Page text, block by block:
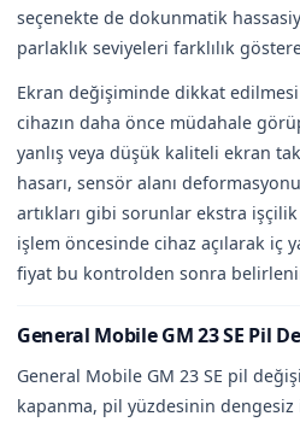
seçenekte de dokunmatik
parlaklık seviyeleri farklılık
Ekran değişiminde dikkat
cihazın daha önce müdahale
yanlış veya düşük kaliteli ekran
hasarı, sensör alanı
artıkları gibi sorunlar ekstra
işlem öncesinde cihaz açılarak iç
fiyat bu kontrolden sonra
General Mobile GM 23 SE Pil
General Mobile GM 23 SE pil
kapanma, pil yüzdesinin dengesiz